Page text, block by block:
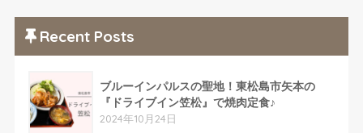
Recent Posts
ブルーインパルスの聖地！東松島市矢本の
『ドライブイン笠松』で焼肉定食♪
2024年10月24日